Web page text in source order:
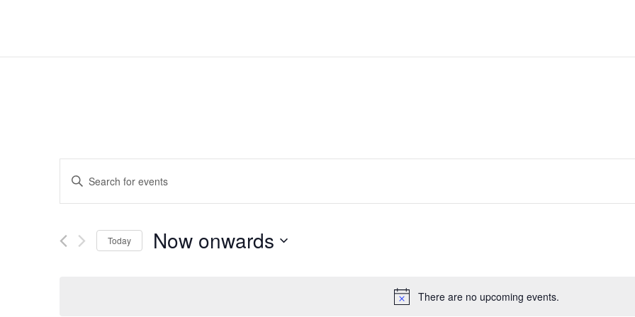
There are no upcoming events.
Events
Search
and
Enter
Keyword.
Search
Events
Today Now onwards